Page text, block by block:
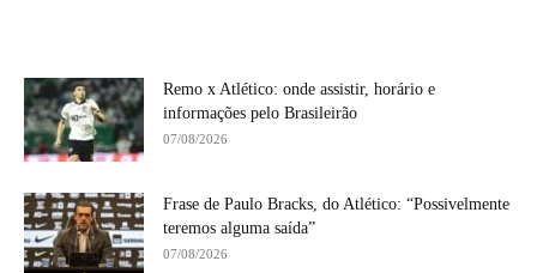
Remo x Atlético: onde assistir, horário e
informações pelo Brasileirão
07/08/2026
Frase de Paulo Bracks, do Atlético: “Possivelmente
teremos alguma saída”
07/08/2026